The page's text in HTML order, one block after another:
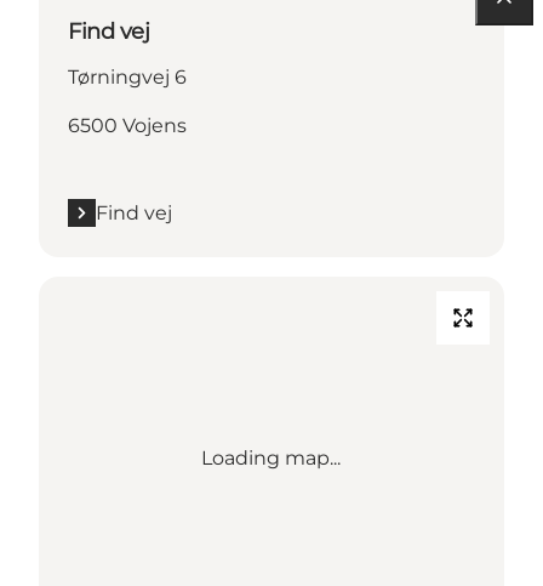
Find vej
Tørningvej 6
6500 Vojens
Find vej
Loading map...